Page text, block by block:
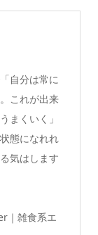
自分は常に
これが出来
まくいく」
態になれれ
気はします
｜雑食系エ